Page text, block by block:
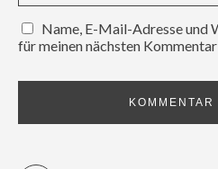
Name, E-Mail-Adresse und
für meinen nächsten